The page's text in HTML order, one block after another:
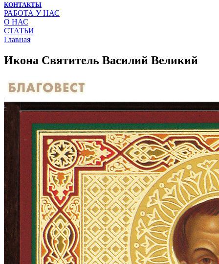
КОНТАКТЫ
РАБОТА У НАС
О НАС
СТАТЬИ
Главная
Икона Святитель Василий Великий